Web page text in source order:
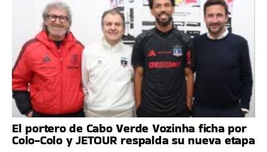
El portero de Cabo Verde Vozinha ficha por
Colo-Colo y JETOUR respalda su nueva etapa